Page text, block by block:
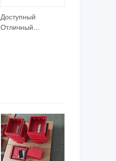
Доступный
Отличный